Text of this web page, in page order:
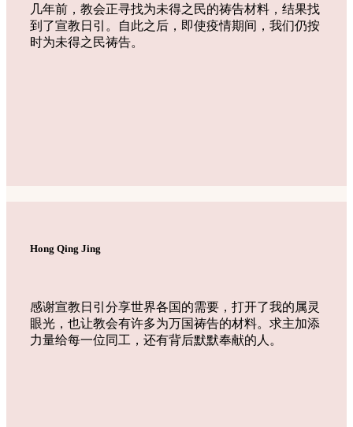
几年前，教会正寻找为未得之民的祷告材料，结果找
到了宣教日引。自此之后，即使疫情期间，我们仍按
时为未得之民祷告。
Hong Qing Jing
感谢宣教日引分享世界各国的需要，打开了我的属灵
眼光，也让教会有许多为万国祷告的材料。求主加添
力量给每一位同工，还有背后默默奉献的人。